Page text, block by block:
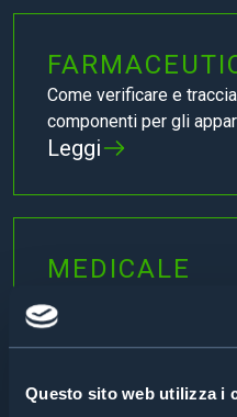
Questo sito web utilizza i
Come verificare e
componenti per gli
Leggi
MEDICALE
Come evitare che gli
finiscano per errore
Leggi